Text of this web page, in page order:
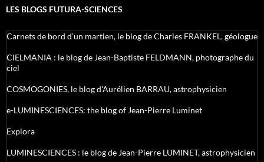
LES BLOGS FUTURA-SCIENCES
Carnets de bord d’un martien, le blog de Charles FRANKEL, géologue
CIELMANIA : le blog de Jean-Baptiste FELDMANN, photographe du
ciel
COSMOGONIES, le blog d'Aurélien BARRAU, astrophysicien
e-LUMINESCIENCES: the blog of Jean-Pierre Luminet
Explora
LUMINESCIENCES : le blog de Jean-Pierre LUMINET, astrophysicien